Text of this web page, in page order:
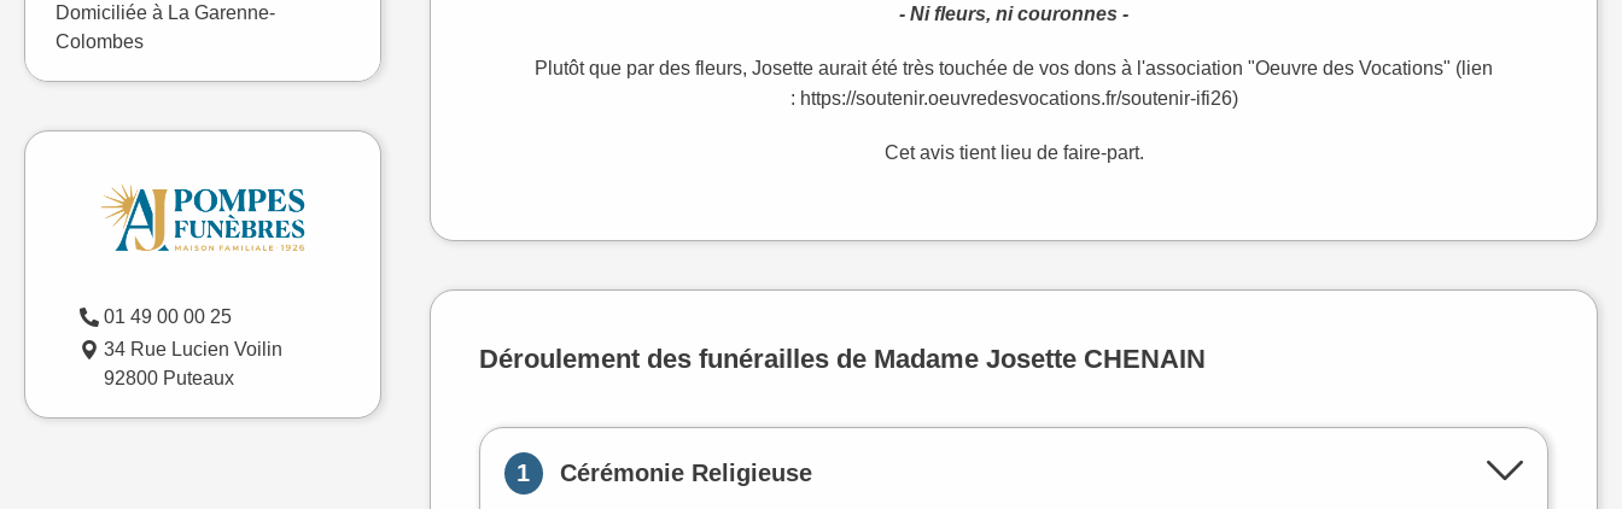
Domiciliée à La Garenne-
Colombes
01 49 00 00 25
34 Rue Lucien Voilin
92800 Puteaux
- Ni fleurs, ni couronnes -
Plutôt que par des fleurs, Josette aurait été très touchée de vos dons à l'association "Oeuvre des Vocations" (lien
: https://soutenir.oeuvredesvocations.fr/soutenir-ifi26)
Cet avis tient lieu de faire-part.
Déroulement des funérailles de Madame Josette CHENAIN
1 Cérémonie Religieuse